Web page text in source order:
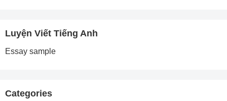
Luyện Viết Tiếng Anh
Essay sample
Categories